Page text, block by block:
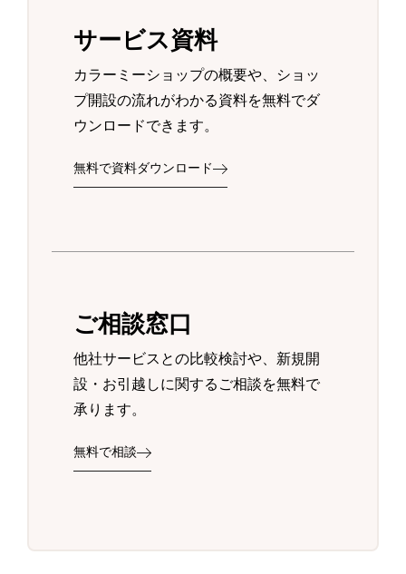
サービス資料
カラーミーショップの概要や、ショッ
プ開設の流れがわかる資料を無料でダ
ウンロードできます。
無料で資料ダウンロード
ご相談窓口
他社サービスとの比較検討や、新規開
設・お引越しに関するご相談を無料で
承ります。
無料で相談